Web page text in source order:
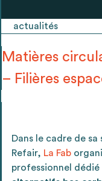
actualités
Matières
– Filières
Dans le cadre de
Refair, La Fab
professionnel dédié